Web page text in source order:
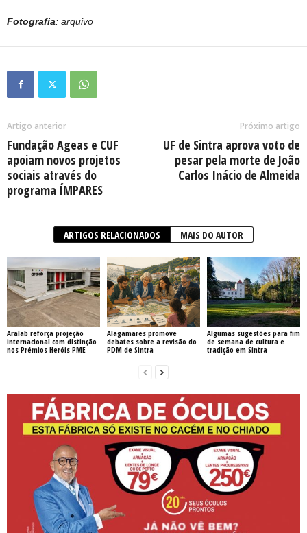
Fotografia: arquivo
Artigo anterior
Fundação Ageas e CUF
apoiam novos projetos
sociais através do
programa ÍMPARES
Próximo artigo
UF de Sintra aprova voto de
pesar pela morte de João
Carlos Inácio de Almeida
ARTIGOS RELACIONADOS MAIS DO AUTOR
Aralab reforça projeção
internacional com distinção
nos Prémios Heróis PME
Alagamares promove
debates sobre a revisão do
PDM de Sintra
Algumas sugestões para fim
de semana de cultura e
tradição em Sintra